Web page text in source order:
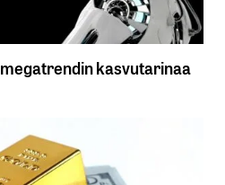
kasvutarinaa